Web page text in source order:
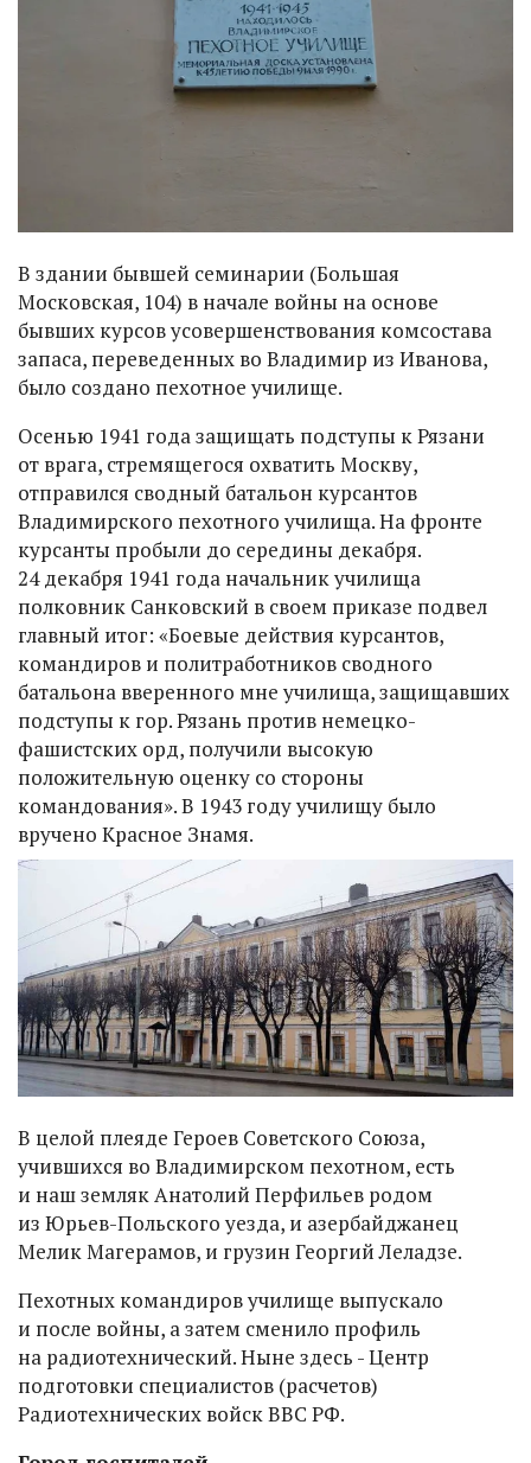
В здании бывшей семинарии (Большая
Московская, 104) в начале войны на основе
бывших курсов усовершенствования комсостава
запаса, переведенных во Владимир из Иванова,
было создано пехотное училище.
Осенью 1941 года защищать подступы к Рязани
от врага, стремящегося охватить Москву,
отправился сводный батальон курсантов
Владимирского пехотного училища. На фронте
курсанты пробыли до середины декабря.
24 декабря 1941 года начальник училища
полковник Санковский в своем приказе подвел
главный итог: «Боевые действия курсантов,
командиров и политработников сводного
батальона вверенного мне училища, защищавших
подступы к гор. Рязань против немецко-
фашистских орд, получили высокую
положительную оценку со стороны
командования». В 1943 году училищу было
вручено Красное Знамя.
В целой плеяде Героев Советского Союза,
учившихся во Владимирском пехотном, есть
и наш земляк Анатолий Перфильев родом
из Юрьев-Польского уезда, и азербайджанец
Мелик Магерамов, и грузин Георгий Леладзе.
Пехотных командиров училище выпускало
и после войны, а затем сменило профиль
на радиотехнический. Ныне здесь - Центр
подготовки специалистов (расчетов)
Радиотехнических войск ВВС РФ.